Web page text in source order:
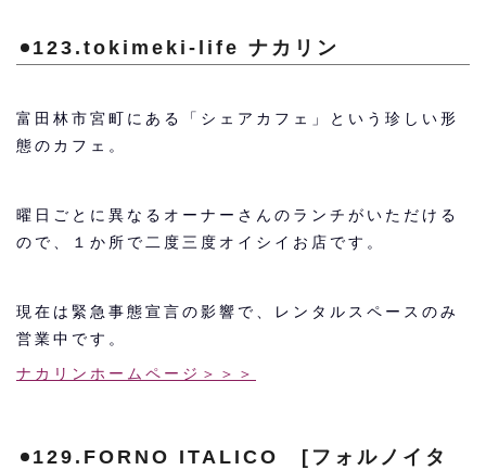
123.tokimeki-life ナカリン
富田林市宮町にある「シェアカフェ」という珍しい形
態のカフェ。
曜日ごとに異なるオーナーさんのランチがいただける
ので、１か所で二度三度オイシイお店です。
現在は緊急事態宣言の影響で、レンタルスペースのみ
営業中です。
ナカリンホームページ＞＞＞
129.FORNO ITALICO [フォルノイタ